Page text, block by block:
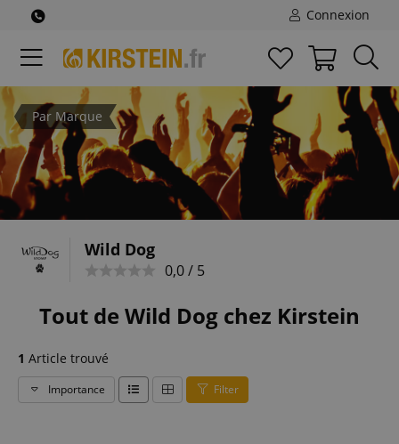
Connexion
Par Marque
Wild Dog
0,0 / 5
Tout de Wild Dog chez Kirstein
1 Article trouvé
Importance Filter